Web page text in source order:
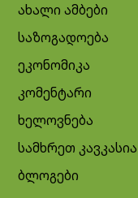
ახალი ამბები
საზოგადოება
ეკონომიკა
კომენტარი
ხელოვნება
სამხრეთ კავკასია
ბლოგები